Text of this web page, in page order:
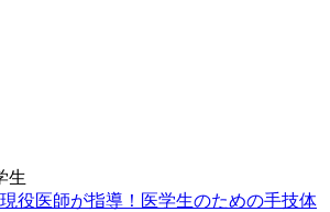
生
現役医師が指導！医学生のための手技体